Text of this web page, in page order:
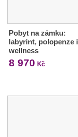
Pobyt na zámku:
labyrint, polopenze i
wellness
8 970 Kč